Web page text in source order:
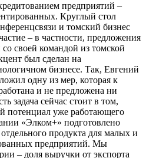
предприятий –
Круглый стол
и томский бизнес
– в частности, предложения
своей командой из томской
был сделан на
бизнесе. Так, Евгений
одну из мер, которая к
и не предложена ни
задача сейчас стоит в том,
потенциал уже работающего
«Элком+» подготовлено
продукта для малых и
предприятий. Мы
– доля выручки от экспорта